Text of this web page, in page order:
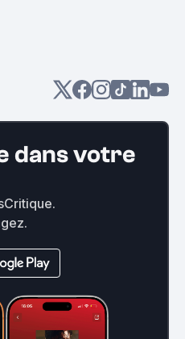
dans votre